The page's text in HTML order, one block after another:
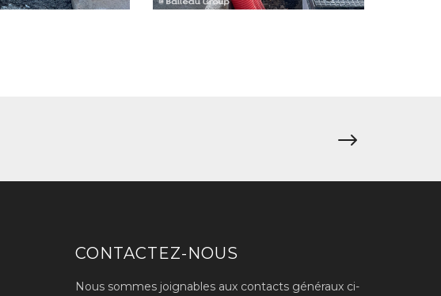
CONTACTEZ-NOUS
Nous sommes joignables aux contacts généraux ci-